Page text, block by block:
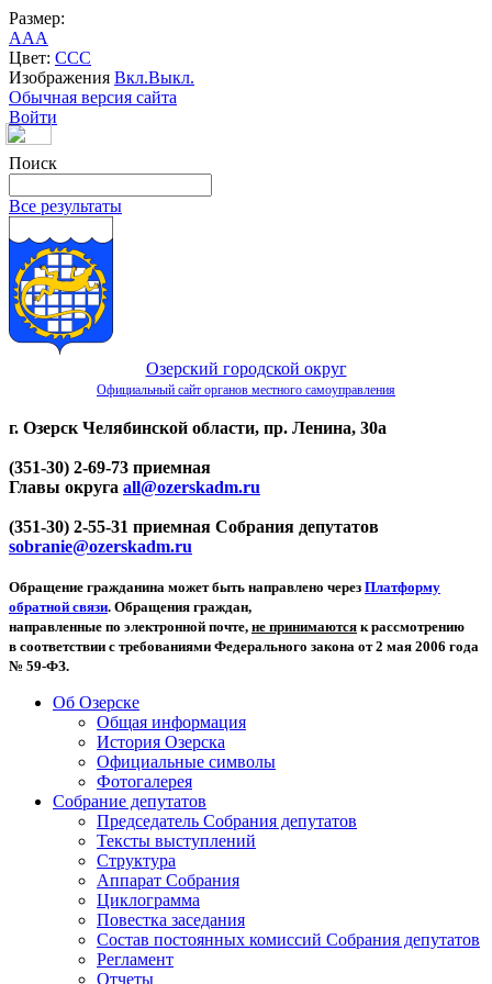
Размер:
AAA
Цвет: CCC
Изображения Вкл.Выкл.
Обычная версия сайта
Войти
Поиск
Все результаты
Озерский городской округ
Официальный сайт органов местного самоуправления
г. Озерск Челябинской области, пр. Ленина, 30а
(351-30) 2-69-73 приемная
Главы округа all@ozerskadm.ru
(351-30) 2-55-31 приемная Собрания депутатов
sobranie@ozerskadm.ru
Обращение гражданина может быть направлено через Платформу
обратной связи. Обращения граждан,
направленные по электронной почте, не принимаются к рассмотрению
в соответствии с требованиями Федерального закона от 2 мая 2006 года
№ 59-ФЗ.
Об Озерске
Общая информация
История Озерска
Официальные символы
Фотогалерея
Собрание депутатов
Председатель Собрания депутатов
Тексты выступлений
Структура
Аппарат Собрания
Циклограмма
Повестка заседания
Состав постоянных комиссий Собрания депутатов
Регламент
Отчеты